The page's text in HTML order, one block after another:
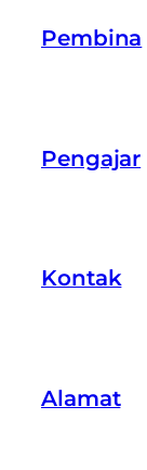
Pembina
Pengajar
Kontak
Alamat